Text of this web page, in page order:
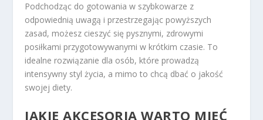
Podchodząc do gotowania w szybkowarze z
odpowiednią uwagą i przestrzegając powyższych
zasad, możesz cieszyć się pysznymi, zdrowymi
posiłkami przygotowywanymi w krótkim czasie. To
idealne rozwiązanie dla osób, które prowadzą
intensywny styl życia, a mimo to chcą dbać o jakość
swojej diety.
JAKIE AKCESORIA WARTO MIEĆ